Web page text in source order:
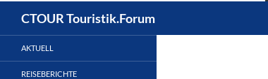
CTOUR Touristik.Forum
AKTUELL
REISEBERICHTE